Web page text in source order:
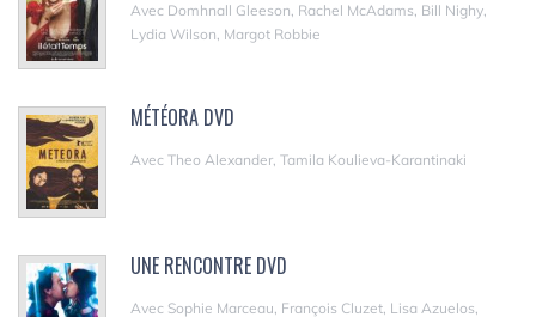
Avec Domhnall Gleeson, Rachel McAdams, Bill Nighy,
Lydia Wilson, Margot Robbie
MÉTÉORA DVD
Avec Theo Alexander, Tamila Koulieva-Karantinaki
UNE RENCONTRE DVD
Avec Sophie Marceau, François Cluzet, Lisa Azuelos,